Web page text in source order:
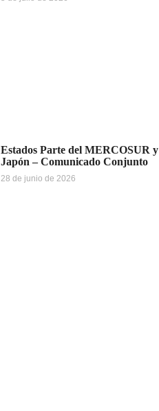
Estados Parte del MERCOSUR y
Japón – Comunicado Conjunto
28 de junio de 2026